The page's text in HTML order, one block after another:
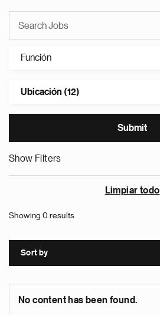
Función
Ubicación (12)
Show Filters
Limpiar todo
Showing 0 results
Sort by
No content has been found.